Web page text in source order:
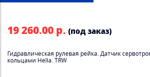
19 260.00 р. (под заказ)
Гидравлическая рулевая рейка. Датчик
кольцами Hella. TRW